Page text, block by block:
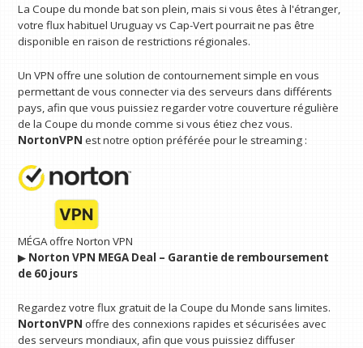
La Coupe du monde bat son plein, mais si vous êtes à l'étranger,
votre flux habituel Uruguay vs Cap-Vert pourrait ne pas être
disponible en raison de restrictions régionales.
Un VPN offre une solution de contournement simple en vous
permettant de vous connecter via des serveurs dans différents
pays, afin que vous puissiez regarder votre couverture régulière
de la Coupe du monde comme si vous étiez chez vous.
NortonVPN est notre option préférée pour le streaming :
MÉGA offre Norton VPN
▶︎ Norton VPN MEGA Deal – Garantie de remboursement
de 60 jours
Regardez votre flux gratuit de la Coupe du Monde sans limites.
NortonVPN offre des connexions rapides et sécurisées avec
des serveurs mondiaux, afin que vous puissiez diffuser